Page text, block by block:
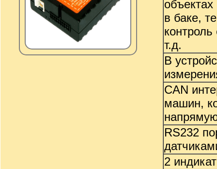
в баке,
т.д.
В
CAN
машин,
RS232
2